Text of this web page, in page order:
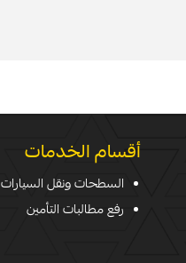
أقسام الخدمات
السطحات ونقل السيارات
رفع مطالبات التأمين